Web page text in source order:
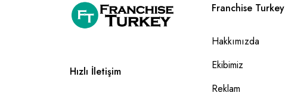
Hızlı İletişim
Franchise Turkey
Hakkımızda
Ekibimiz
Reklam